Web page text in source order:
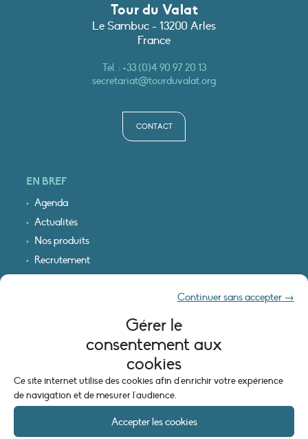
Gérer le
consentement aux
cookies
Ce site internet utilise des cookies afin d'enrichir votre expérience
de navigation et de mesurer l'audience.
Accepter les cookies
Continuer sans accepter →
Tour du Valat
Le Sambuc - 13200 Arles
France
Tél. :+33 (0)4 90 97 20 13
secretariat@tourduvalat.org
CONTACT
EN BREF
Agenda
Actualités
Nos produits
Recrutement
INFORMATIONS LÉGALES
Mentions légales
Politique de cookies (UE)